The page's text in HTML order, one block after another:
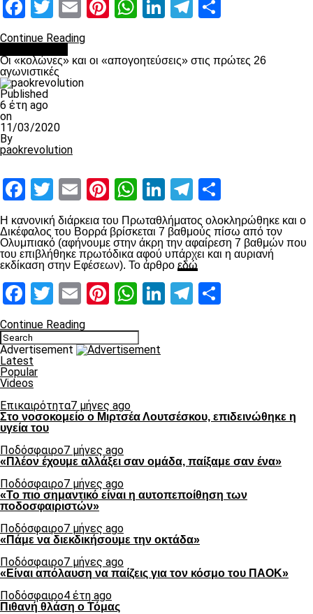
Facebook
Twitter
EmailPinterest
WhatsApp
LinkedInTelegram
Continue Reading
Οι «κολώνες» και οι «απογοητεύσεις» στις πρώτες 26
αγωνιστικές
Published
6 έτη ago
on
11/03/2020
By
paokrevolution
Facebook
Twitter
EmailPinterest
WhatsApp
LinkedIn
Telegram
Η κανονική διάρκεια του Πρωταθλήματος ολοκληρώθηκε και ο
Δικέφαλος του Βορρά βρίσκεται 7 βαθμούς πίσω από τον
Ολυμπιακό (αφήνουμε στην άκρη την αφαίρεση 7 βαθμών που
του επιβλήθηκε πρωτόδικα αφού υπάρχει και η αυριανή
εκδίκαση στην Εφέσεων). Το άρθρο εδώ
Facebook
Twitter
EmailPinterest
WhatsApp
LinkedIn
Telegram
Continue Reading
Advertisement
Latest
Popular
Videos
Επικαιρότητα7 μήνες ago
Στο νοσοκομείο ο Μιρτσέα Λουτσέσκου, επιδεινώθηκε η
υγεία του
Ποδόσφαιρο7 μήνες ago
«Πλέον έχουμε αλλάξει σαν ομάδα, παίξαμε σαν ένα»
Ποδόσφαιρο7 μήνες ago
«Το πιο σημαντικό είναι η αυτοπεποίθηση των
ποδοσφαιριστών»
Ποδόσφαιρο7 μήνες ago
«Πάμε να διεκδικήσουμε την οκτάδα»
Ποδόσφαιρο7 μήνες ago
«Είναι απόλαυση να παίζεις για τον κόσμο του ΠΑΟΚ»
Ποδόσφαιρο4 έτη ago
Πιθανή θλάση ο Τόμας